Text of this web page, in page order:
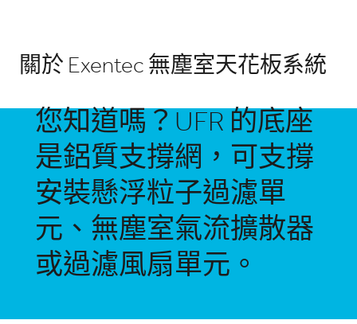
關於 Exentec 無塵室天花板系統
您知道嗎？UFR 的底座
是鋁質支撐網，可支撐
安裝懸浮粒子過濾單
元、無塵室氣流擴散器
或過濾風扇單元。